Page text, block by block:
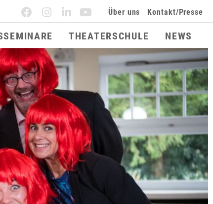
Über uns Kontakt/Presse
THEATERSCHULE NEWS